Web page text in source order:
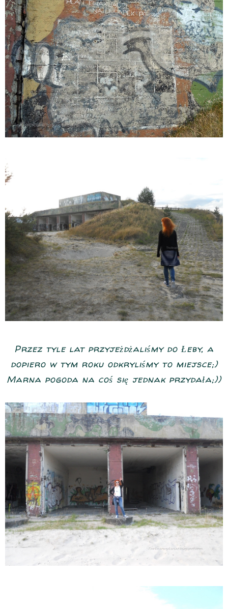
Przez tyle lat przyjeżdżaliśmy do Łeby, a
dopiero w tym roku odkryliśmy to miejsce;)
Marna pogoda na coś się jednak przydała;))